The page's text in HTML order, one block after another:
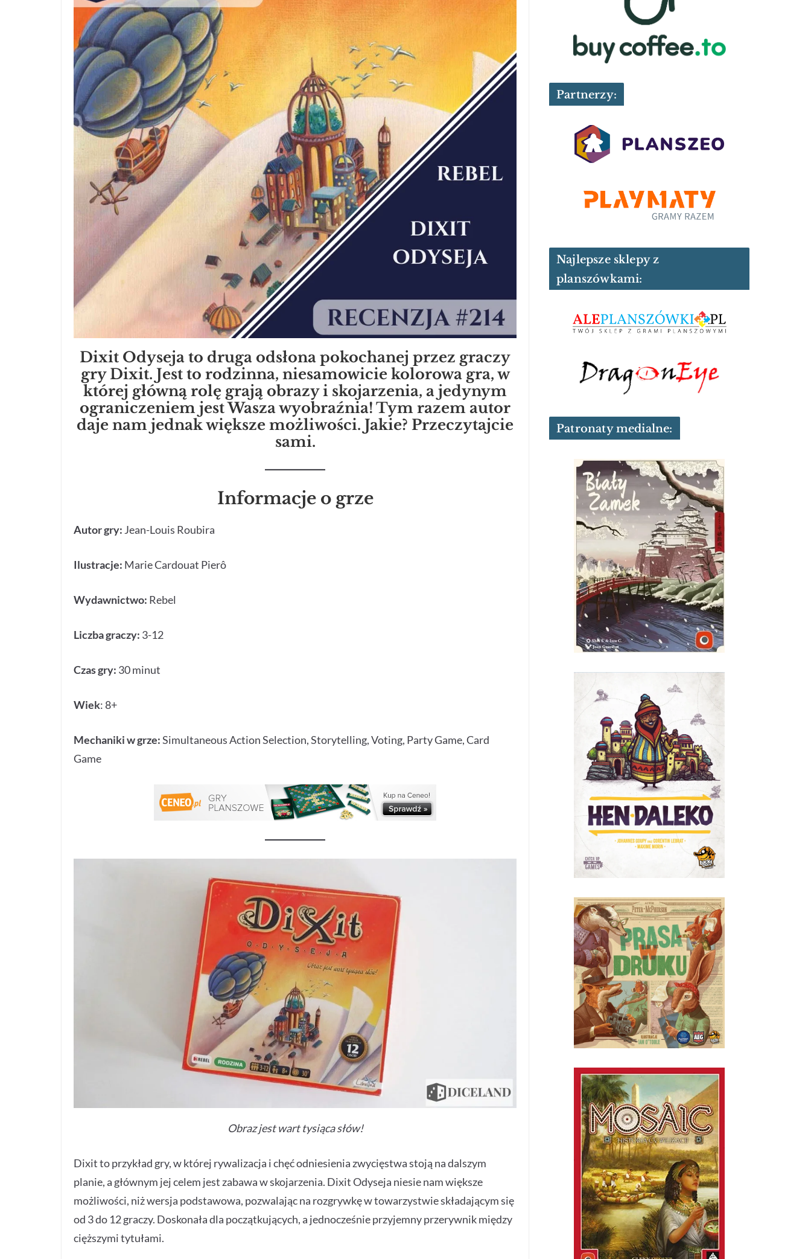
Dixit Odyseja to druga odsłona pokochanej przez graczy
gry Dixit. Jest to rodzinna, niesamowicie kolorowa gra, w
której główną rolę grają obrazy i skojarzenia, a jedynym
ograniczeniem jest Wasza wyobraźnia! Tym razem autor
daje nam jednak większe możliwości. Jakie? Przeczytajcie
sami.
Informacje o grze
Autor gry: Jean-Louis Roubira
Ilustracje: Marie Cardouat Pierô
Wydawnictwo: Rebel
Liczba graczy: 3-12
Czas gry: 30 minut
Wiek: 8+
Mechaniki w grze:Simultaneous Action Selection, Storytelling, Voting, Party Game, Card
Game
Obraz jest wart tysiąca słów!
Dixit to przykład gry, w której rywalizacja i chęć odniesienia zwycięstwa stoją na dalszym
planie, a głównym jej celem jest zabawa w skojarzenia. Dixit Odyseja niesie nam większe
możliwości, niż wersja podstawowa, pozwalając na rozgrywkę w towarzystwie składającym się
od 3 do 12 graczy. Doskonała dla początkujących, a jednocześnie przyjemny przerywnik między
cięższymi tytułami.
Partnerzy:
Najlepsze sklepy z
planszówkami:
Patronaty medialne: